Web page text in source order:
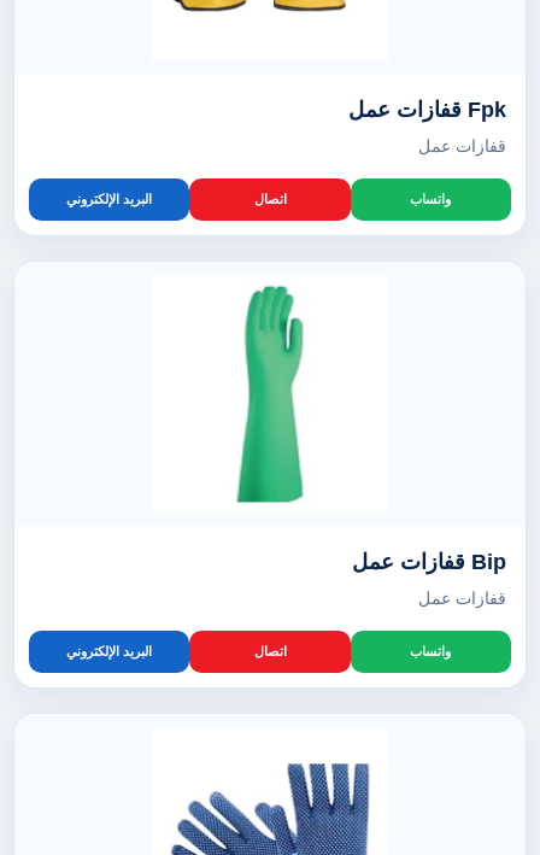
Fpk قفازات عمل
قفازات عمل
واتساب اتصال البريد الإلكتروني
Bip قفازات عمل
قفازات عمل
واتساب اتصال البريد الإلكتروني